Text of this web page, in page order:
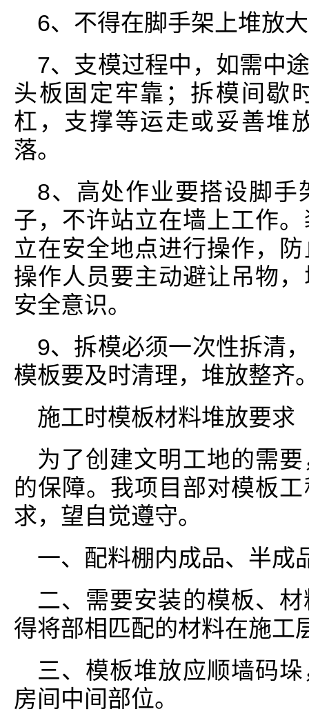
6、不得在脚手架上堆放
7、支模过程中，如需中
头板固定牢靠；拆模间歇
杠，支撑等运走或妥善堆
落。
8、高处作业要搭设脚手
子，不许站立在墙上工作
立在安全地点进行操作，
操作人员要主动避让吊物
安全意识。
9、拆模必须一次性拆清
模板要及时清理，堆放整齐
施工时模板材料堆放要求
为了创建文明工地的需
的保障。我项目部对模板
求，望自觉遵守。
一、配料棚内成品、半成
二、需要安装的模板、
得将部相匹配的材料在施工
三、模板堆放应顺墙码
房间中间部位。